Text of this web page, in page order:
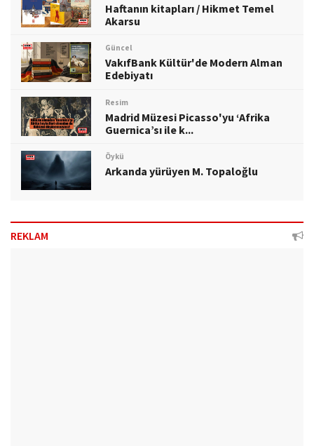
Haftanın kitapları / Hikmet Temel
Akarsu
Güncel
VakıfBank Kültür'de Modern Alman
Edebiyatı
Resim
Madrid Müzesi Picasso'yu ‘Afrika
Guernica’sı ile k...
Öykü
Arkanda yürüyen M. Topaloğlu
REKLAM